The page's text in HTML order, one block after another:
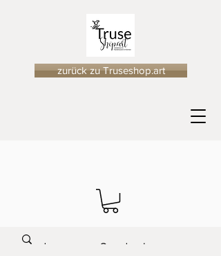
zurück zu Truseshop.art